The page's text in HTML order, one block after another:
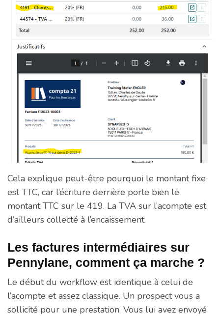
Cela explique peut-être pourquoi le montant fixe
est TTC, car l’écriture derrière porte bien le
montant TTC sur le 419. La TVA sur l’acompte est
d’ailleurs collecté à l’encaissement.
Les factures intermédiaires sur
Pennylane, comment ça marche ?
Le début du workflow est identique à celui de
l’acompte et assez classique. Un prospect vous a
sollicité pour une prestation. Vous lui avez envoyé